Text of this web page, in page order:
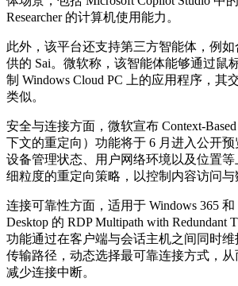
Researcher 的计算机使用能力。
此外，该平台还支持第三方智能体，例如
供的 Sai。微软称，该智能体能够通过鼠
制 Windows Cloud PC 上的应用程序，其
类似。
安全与连接方面，微软宣布 Context-
下文的重定向）功能将于 6 月进入公开
设备管理状态、用户网络环境以及位置
细粒度的重定向策略，以控制内容访问与
连接可靠性方面，适用于 Windows 365 和
Desktop 的 RDP Multipath with Redundant
功能通过在客户端与会话主机之间同时维
传输路径，动态选择最可靠连接方式，
减少连接中断。